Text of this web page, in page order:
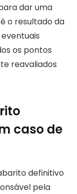
dar uma
o resultado da
os pontos
reavaliados
caso de
definitivo
pela